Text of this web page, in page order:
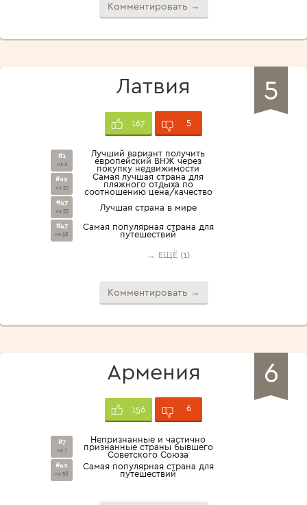
Комментировать →
5
Латвия
167 5
#1
из 6
Лучший вариант получить
европейский ВНЖ через
покупку недвижимости
#29
из 32
Самая лучшая страна для
пляжного отдыха по
соотношению цена/качество
#47
из 55 Лучшая страна в мире
#47
из 58
Самая популярная страна для
путешествий
→ ЕЩЁ (1)
Комментировать →
6
Армения
156 6
#7
из 7
Непризнанные и частично
признанные страны бывшего
Советского Союза
#42
из 58
Самая популярная страна для
путешествий